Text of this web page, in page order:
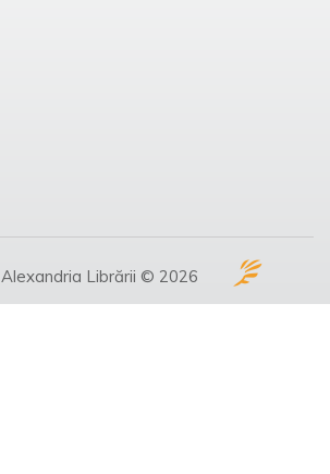
Alexandria Librării © 2026